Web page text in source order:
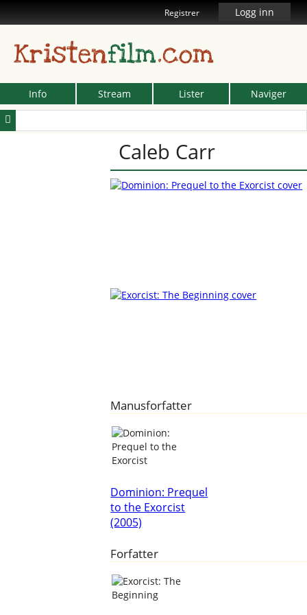
Registrer Logg inn
Kristenfilm.com
Info Stream Lister Naviger
Caleb Carr
Manusforfatter
Dominion: Prequel
to the Exorcist
(2005)
Forfatter